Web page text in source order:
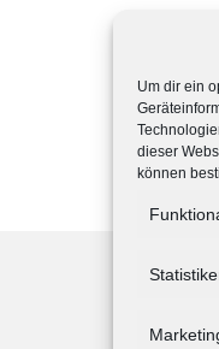
Um dir ein
dieser
können